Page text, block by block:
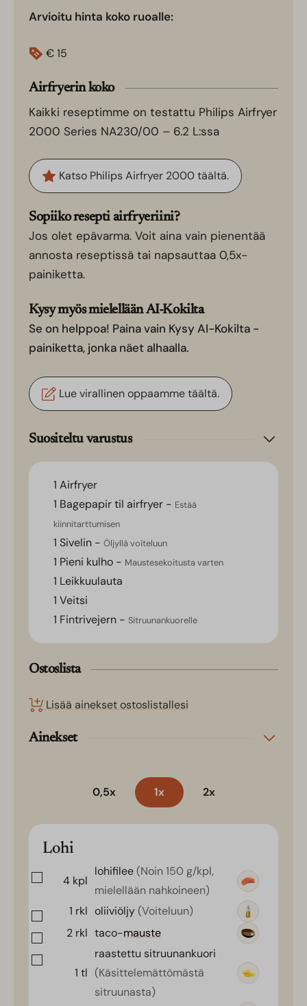
Arvioitu hinta koko ruoalle:
€15
Airfryerin koko
Kaikki reseptimme on testattu Philips Airfryer
2000 Series NA230/00 – 6.2 L:ssa
Katso Philips Airfryer 2000 täältä.
Sopiiko resepti airfryeriini?
Jos olet epävarma. Voit aina vain pienentää
annosta reseptissä tai napsauttaa 0,5x-
painiketta.
Kysy myös mielellään AI-Kokilta
Se on helppoa! Paina vain Kysy AI-Kokilta -
painiketta, jonka näet alhaalla.
Lue virallinen oppaamme täältä.
Suositeltu varustus
1 Airfryer
1 Bagepapir til airfryer - Estää
kiinnitarttumisen
1 Sivelin - Öljyllä voiteluun
1 Pieni kulho - Maustesekoitusta varten
1 Leikkuulauta
1 Veitsi
1 Fintrivejern - Sitruunankuorelle
Ostoslista
Lisää ainekset ostoslistallesi
Ainekset
0,5x 1x 2x
Lohi
4 kpl
lohifilee(Noin 150 g/kpl,
mielellään nahkoineen)
1 rkl oliiviöljy(Voiteluun)
2 rkl taco-mauste
1 tl
raastettu sitruunankuori
(Käsittelemättömästä
sitruunasta)